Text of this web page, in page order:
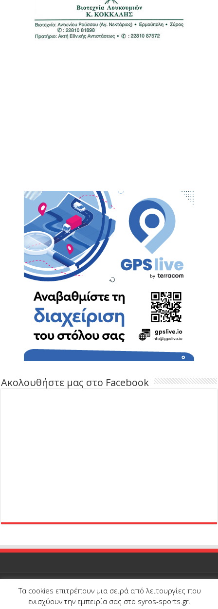
Ακολουθήστε μας στο Facebook
© Copyright 2026, All Rights Reserved |Syros-Sports.gr| Proudly
Τα cookies επιτρέπουν μια σειρά από λειτουργίες που
ενισχύουν την εμπειρία σας στο syros-sports.gr.